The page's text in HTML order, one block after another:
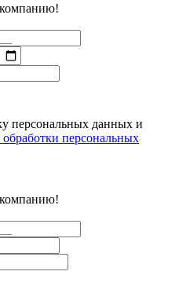
персональных данных и
персональных